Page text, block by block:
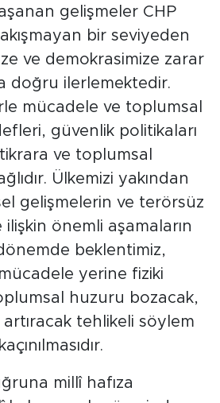
gelişmeler CHP
bir seviyeden
ve demokrasimize zarar
doğru ilerlemektedir.
mücadele ve toplumsal
güvenlik politikaları
ve toplumsal
Ülkemizi yakından
gelişmelerin ve terörsüz
önemli aşamaların
beklentimiz,
yerine fiziki
huzuru bozacak,
tehlikeli söylem
millî hafıza